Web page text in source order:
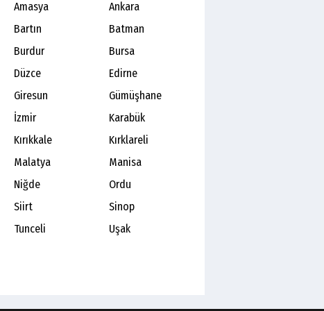
Amasya
Ankara
Bartın
Batman
Burdur
Bursa
Düzce
Edirne
Giresun
Gümüşhane
İzmir
Karabük
Kırıkkale
Kırklareli
Malatya
Manisa
Niğde
Ordu
Siirt
Sinop
Tunceli
Uşak